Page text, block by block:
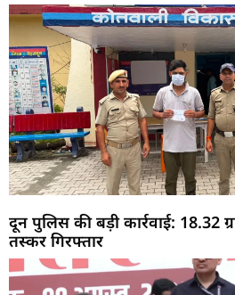
दून पुलिस की बड़ी कार्रवाई: 18.32
तस्कर गिरफ्तार